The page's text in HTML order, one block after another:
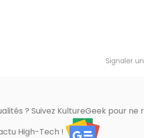
Signaler
? Suivez KultureGeek pour ne
High-Tech !